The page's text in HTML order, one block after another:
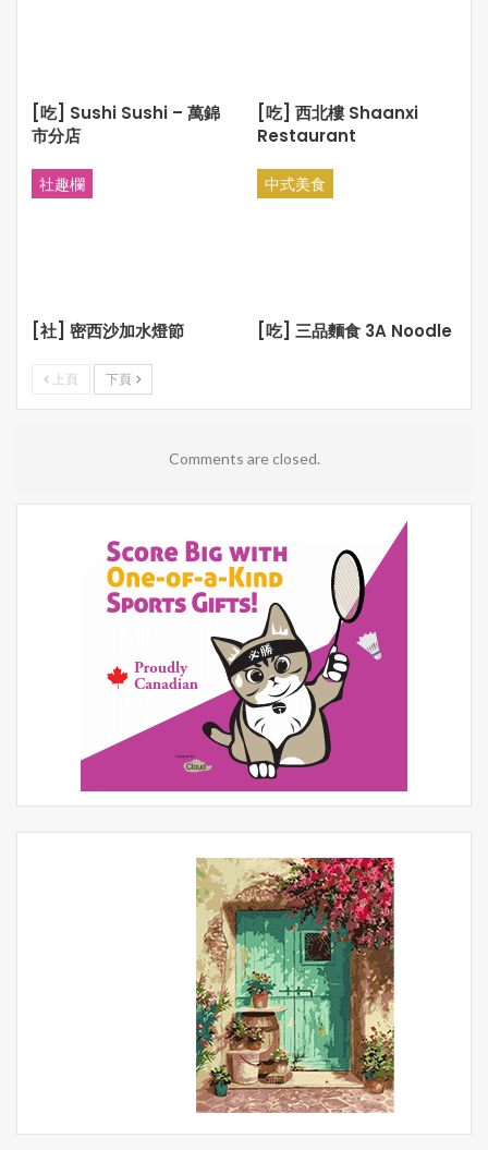
***35easy生活饗樂版權所有。未經許可，不得轉載***
[吃] Sushi Sushi – 萬錦
市分店
[吃] 西北樓 Shaanxi
Restaurant
社趣欄
[社] 密西沙加水燈節
中式美食
[吃] 三品麵食 3A Noodle
上頁 下頁
Comments are closed.